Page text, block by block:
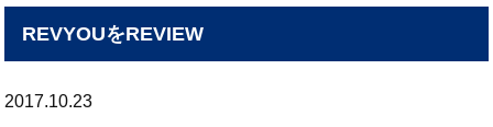
REVYOUをREVIEW
2017.10.23